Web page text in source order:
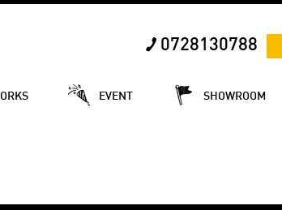
0728130788
EVENT SHOWROOM